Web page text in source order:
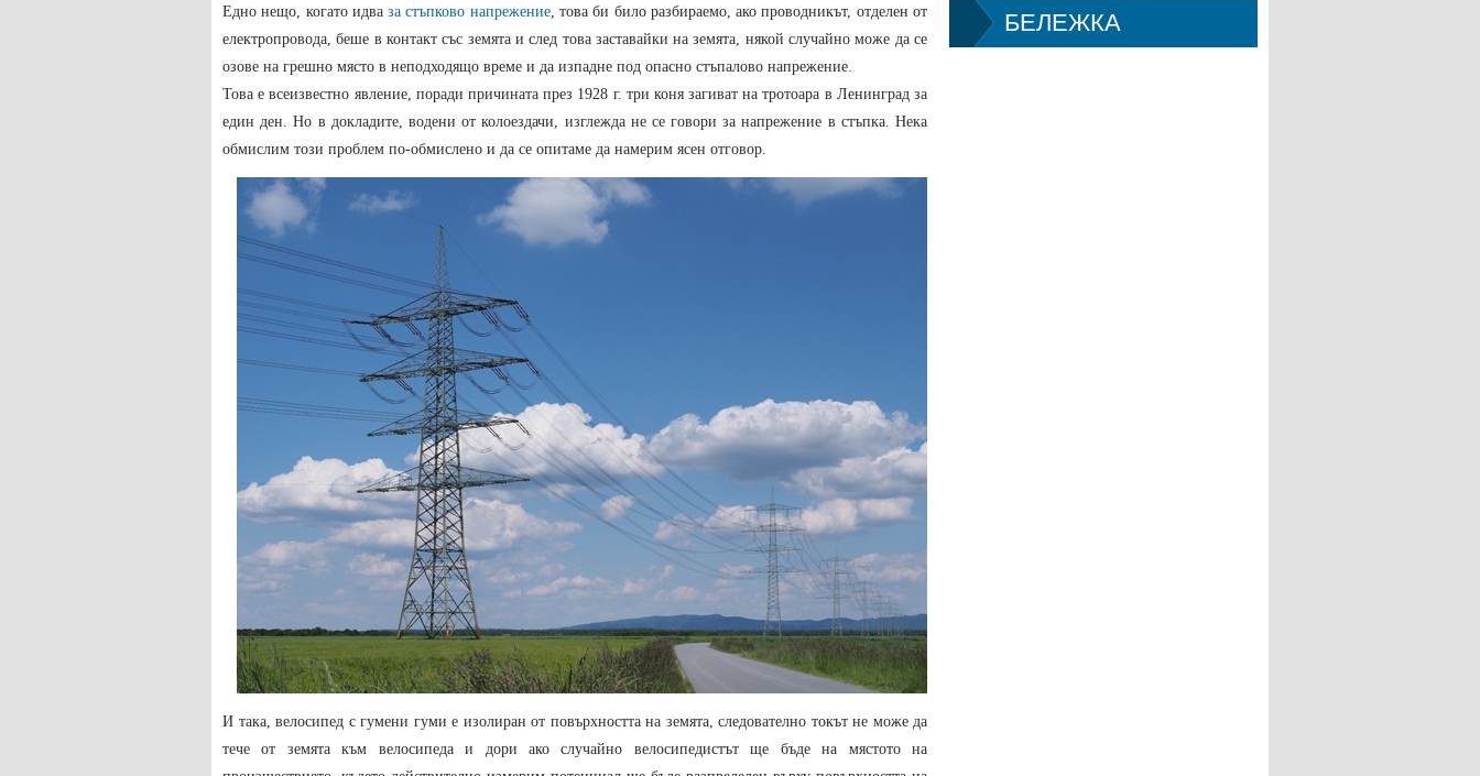
Едно нещо, когато идваза стъпково напрежение, това би било разбираемо, ако проводникът, отделен от
електропровода, беше в контакт със земята и след това заставайки на земята, някой случайно може да се
озове на грешно място в неподходящо време и да изпадне под опасно стъпалово напрежение.
Това е всеизвестно явление, поради причината през 1928 г. три коня загиват на тротоара в Ленинград за
един ден. Но в докладите, водени от колоездачи, изглежда не се говори за напрежение в стъпка. Нека
обмислим този проблем по-обмислено и да се опитаме да намерим ясен отговор.
И така, велосипед с гумени гуми е изолиран от повърхността на земята, следователно токът не може да
тече от земята към велосипеда и дори ако случайно велосипедистът ще бъде на мястото на
БЕЛЕЖКА